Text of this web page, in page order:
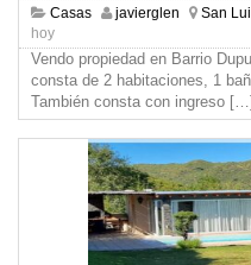
Casas javierglen San
hoy
Vendo propiedad en Barrio
consta de 2 habitaciones, 1
También consta con ingreso […]